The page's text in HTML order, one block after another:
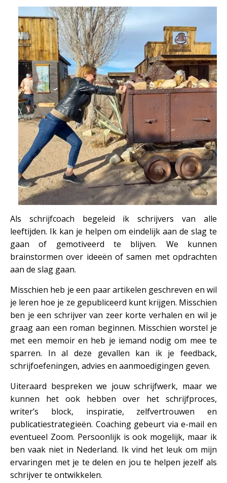
Als schrijfcoach begeleid ik schrijvers van alle
leeftijden. Ik kan je helpen om eindelijk aan de slag te
gaan of gemotiveerd te blijven. We kunnen
brainstormen over ideeën of samen met opdrachten
aan de slag gaan.
Misschien heb je een paar artikelen geschreven en wil
je leren hoe je ze gepubliceerd kunt krijgen. Misschien
ben je een schrijver van zeer korte verhalen en wil je
graag aan een roman beginnen. Misschien worstel je
met een memoir en heb je iemand nodig om mee te
sparren. In al deze gevallen kan ik je feedback,
schrijfoefeningen, advies en aanmoedigingen geven.
Uiteraard bespreken we jouw schrijfwerk, maar we
kunnen het ook hebben over het schrijfproces,
writer’s block, inspiratie, zelfvertrouwen en
publicatiestrategieën. Coaching gebeurt via e-mail en
eventueel Zoom. Persoonlijk is ook mogelijk, maar ik
ben vaak niet in Nederland. Ik vind het leuk om mijn
ervaringen met je te delen en jou te helpen jezelf als
schrijver te ontwikkelen.